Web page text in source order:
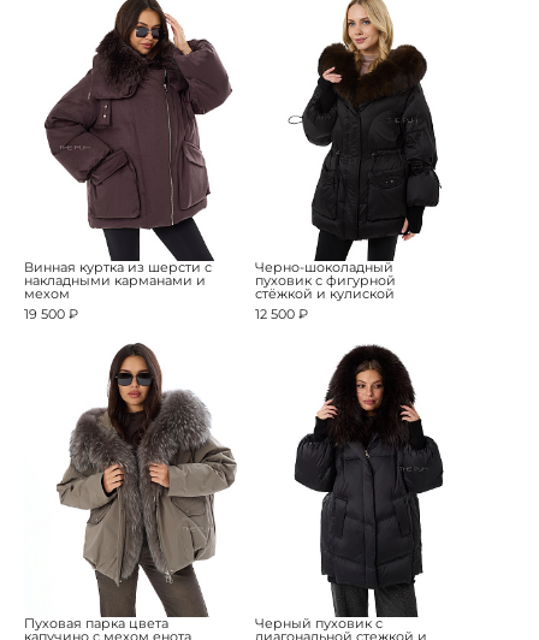
Винная куртка из шерсти с
накладными карманами и
мехом
19 500 ₽
Черно-шоколадный
пуховик с фигурной
стёжкой и кулиской
12 500 ₽
Пуховая парка цвета
капучино с мехом енота
Черный пуховик с
диагональной стежкой и